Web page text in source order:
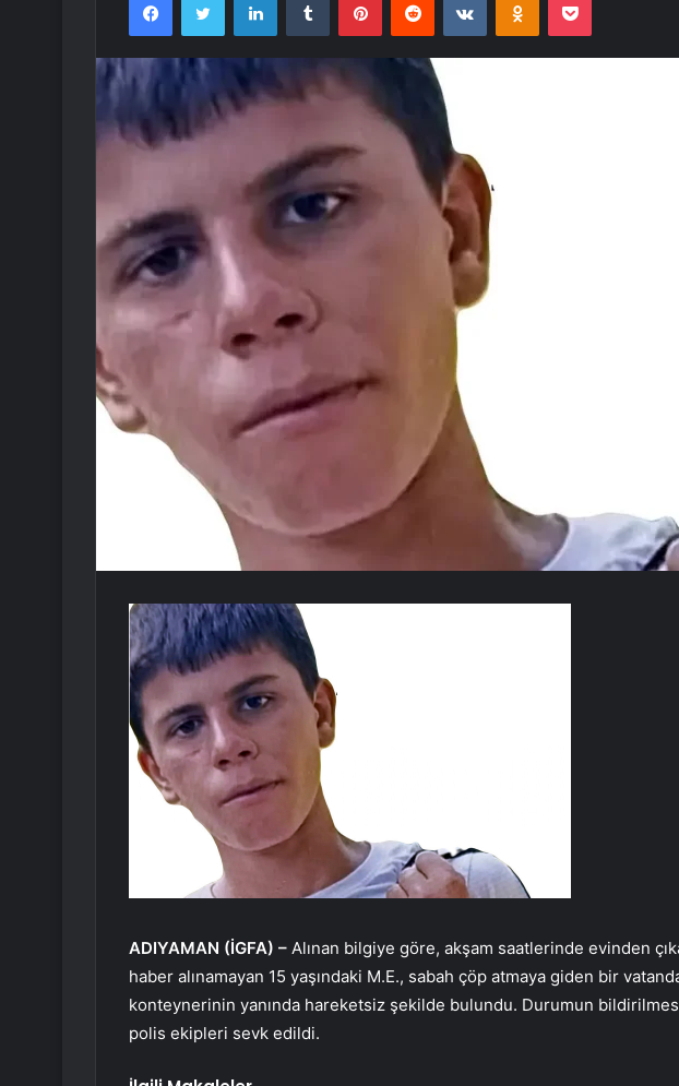
ADIYAMAN (İGFA) – Alınan bilgiye göre, akşam saatlerinde evinden
haber alınamayan 15 yaşındaki M.E., sabah çöp atmaya giden bir
konteynerinin yanında hareketsiz şekilde bulundu. Durumun
polis ekipleri sevk edildi.